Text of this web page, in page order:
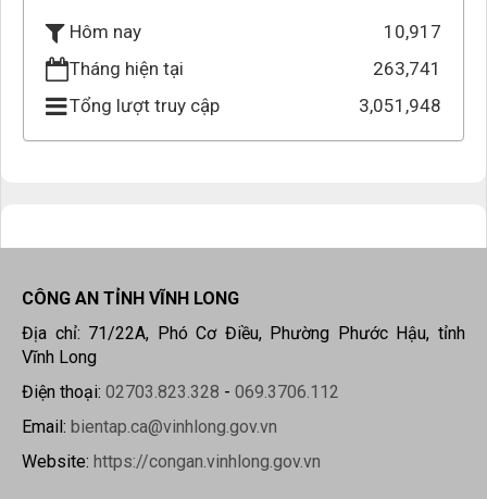
Hôm nay
10,917
Tháng hiện tại
263,741
Tổng lượt truy cập
3,051,948
CÔNG AN TỈNH VĨNH LONG
Địa chỉ: 71/22A, Phó Cơ Điều, Phường Phước Hậu, tỉnh
Vĩnh Long
Điện thoại: 02703.823.328 - 069.3706.112
Email: bientap.ca@vinhlong.gov.vn
Website: https://congan.vinhlong.gov.vn